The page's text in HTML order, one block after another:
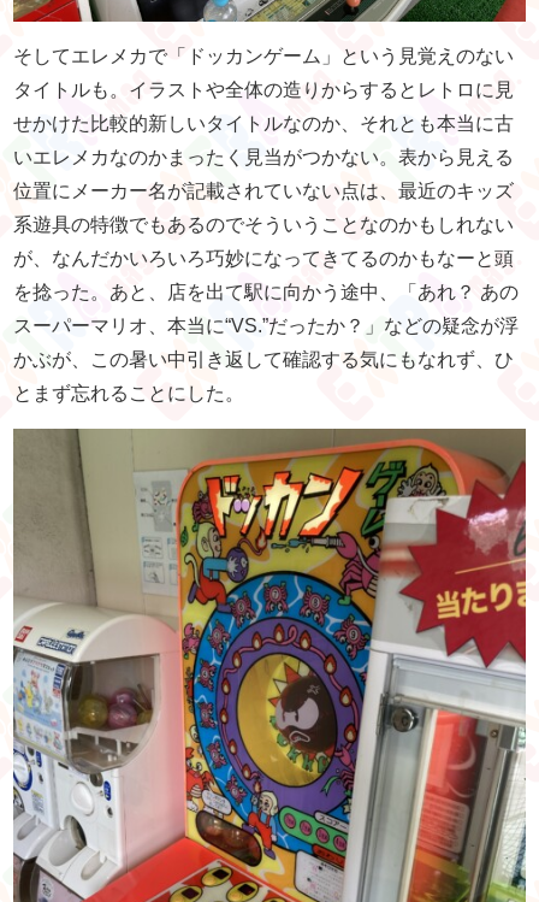
そしてエレメカで「ドッカンゲーム」という見覚えのない
タイトルも。イラストや全体の造りからするとレトロに見
せかけた比較的新しいタイトルなのか、それとも本当に古
いエレメカなのかまったく見当がつかない。表から見える
位置にメーカー名が記載されていない点は、最近のキッズ
系遊具の特徴でもあるのでそういうことなのかもしれない
が、なんだかいろいろ巧妙になってきてるのかもなーと頭
を捻った。あと、店を出て駅に向かう途中、「あれ？ あの
スーパーマリオ、本当に“VS.”だったか？」などの疑念が浮
かぶが、この暑い中引き返して確認する気にもなれず、ひ
とまず忘れることにした。